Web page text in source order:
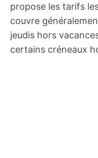
propose les tarifs
couvre
jeudis hors
certains créneaux